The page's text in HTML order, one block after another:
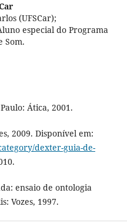
(UFSCar);
especial do Programa
Som.
Ática, 2001.
2009. Disponível em:
dexter-guia-de-
ensaio de ontologia
Vozes, 1997.